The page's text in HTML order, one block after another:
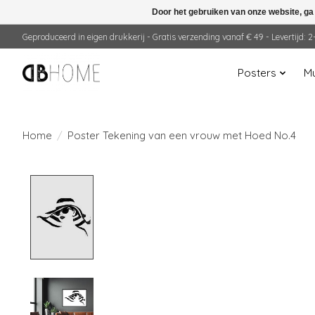
Geproduceerd in eigen drukkerij - Gratis verzending vanaf € 49 - Levertijd:
Posters
Home / Poster Tekening van een vrouw met Hoed No.4
Door het gebruiken van onze website,